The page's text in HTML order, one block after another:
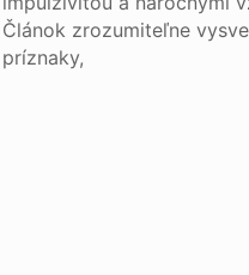
Článok zrozumiteľne
príznaky,